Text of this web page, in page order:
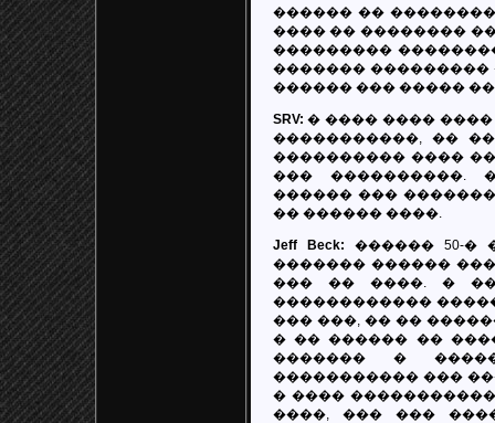
������ ��
���� �� ��������
���������
������� ���������
������ ��� �����
SRV:� ���� ����
�����������, ��
���������� ����
��� ����������.
������ ���
�� ������ ����.
Jeff Beck: ������ 50-�
������� ������
��� �� ����. �
������������
��� ���, �� ��
� �� ������ ��
������� �
����������� ���
� ����
����, ��� ���